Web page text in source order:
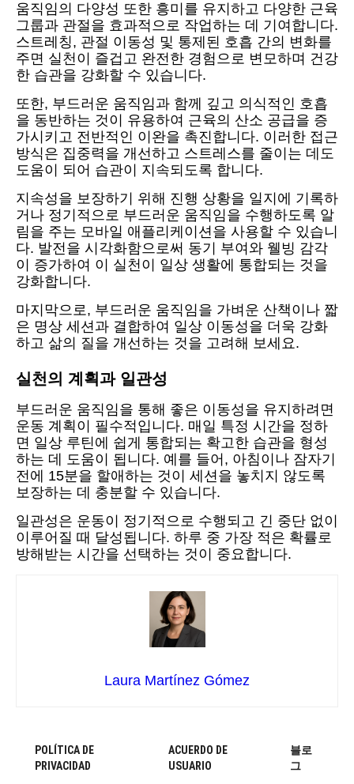
움직임의 다양성 또한 흥미를 유지하고 다양한 근육
그룹과 관절을 효과적으로 작업하는 데 기여합니다.
스트레칭, 관절 이동성 및 통제된 호흡 간의 변화를
주면 실천이 즐겁고 완전한 경험으로 변모하며 건강
한 습관을 강화할 수 있습니다.
또한, 부드러운 움직임과 함께 깊고 의식적인 호흡
을 동반하는 것이 유용하여 근육의 산소 공급을 증
가시키고 전반적인 이완을 촉진합니다. 이러한 접근
방식은 집중력을 개선하고 스트레스를 줄이는 데도
도움이 되어 습관이 지속되도록 합니다.
지속성을 보장하기 위해 진행 상황을 일지에 기록하
거나 정기적으로 부드러운 움직임을 수행하도록 알
림을 주는 모바일 애플리케이션을 사용할 수 있습니
다. 발전을 시각화함으로써 동기 부여와 웰빙 감각
이 증가하여 이 실천이 일상 생활에 통합되는 것을
강화합니다.
마지막으로, 부드러운 움직임을 가벼운 산책이나 짧
은 명상 세션과 결합하여 일상 이동성을 더욱 강화
하고 삶의 질을 개선하는 것을 고려해 보세요.
실천의 계획과 일관성
부드러운 움직임을 통해 좋은 이동성을 유지하려면
운동 계획이 필수적입니다. 매일 특정 시간을 정하
면 일상 루틴에 쉽게 통합되는 확고한 습관을 형성
하는 데 도움이 됩니다. 예를 들어, 아침이나 잠자기
전에 15분을 할애하는 것이 세션을 놓치지 않도록
보장하는 데 충분할 수 있습니다.
일관성은 운동이 정기적으로 수행되고 긴 중단 없이
이루어질 때 달성됩니다. 하루 중 가장 적은 확률로
방해받는 시간을 선택하는 것이 중요합니다.
Laura Martínez Gómez
POLÍTICA DE
PRIVACIDAD
ACUERDO DE
USUARIO
블로
그